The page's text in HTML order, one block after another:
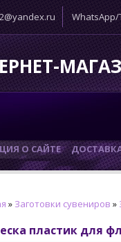
WhatsApp/
О САЙТЕ
» Заготовки сувениров »
пластик для